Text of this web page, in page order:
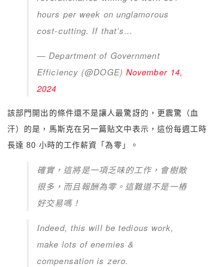
hours per week on unglamorous
cost-cutting. If that’s…
— Department of Government
Efficiency (@DOGE) November 14,
2024
該部門開出的條件還不是讓人最驚訝的，更震驚（血
汗）的是，馬斯克在另一篇貼文中表示，這份每週工時
長達 80 小時的工作薪資「為零」。
確實，這將是一項乏味的工作，會樹敵
很多，而且報酬為零。這難道不是一樁
好交易嗎！
Indeed, this will be tedious work,
make lots of enemies &
compensation is zero.